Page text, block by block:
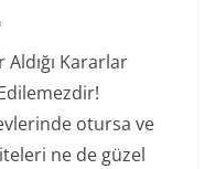
Kararlar
otursa ve
ne de güzel